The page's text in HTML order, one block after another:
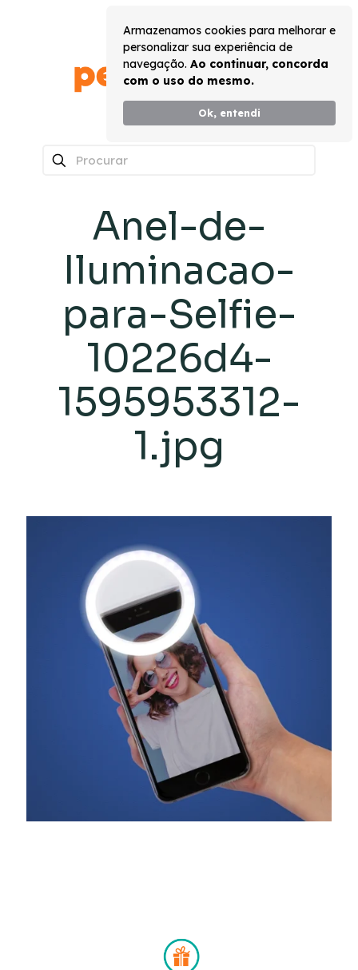
Armazenamos cookies para melhorar e
personalizar sua experiência de
navegação. Ao continuar, concorda
com o uso do mesmo.
Ok, entendi
Anel-de-
Iluminacao-
para-Selfie-
10226d4-
1595953312-
1.jpg